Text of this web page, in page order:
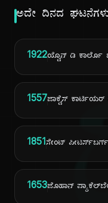
ಅದೇ ದಿನದ
1922ಯ್ವೊನ್ ಡಿ ಕಾರ್ಲೊ
1557ಜಾಕ್ವೆಸ್ ಕಾರ್ಟಿಯರ್
1851ಸೇಂಟ್
1653ಜೊಹಾನ್